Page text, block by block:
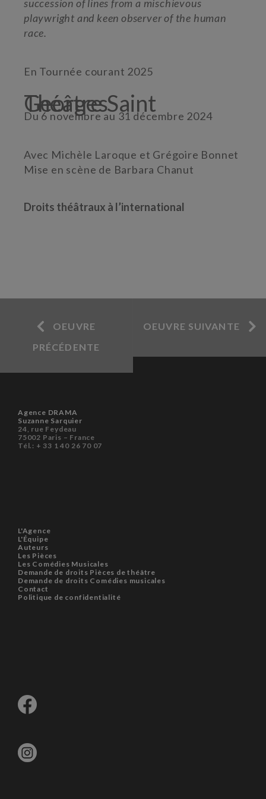
succession of lines from a mischievous
playwright and keen observer of the human
race.
En Tournée courant 2025
Théâtre Saint Georges
Du 6 novembre au 31 décembre 2024
Avec Michèle Laroque et Grégoire Bonnet
Mise en scène de Barbara Chanut
Droits théâtraux à l’international
OEUVRE
PRÉCÉDENTE
OEUVRE SUIVANTE
Agence DRAMA
Suzanne Sarquier
24, rue Feydeau
75002 Paris – France
Tél.: + 33 1 40 26 70 07
L'Agence
L'Équipe
Auteurs
Les Pièces
Les Comédies Musicales
Demande de droits Pièces de théâtre
Demande de droits Comédies musicales
Contact
Politique de confidentialité